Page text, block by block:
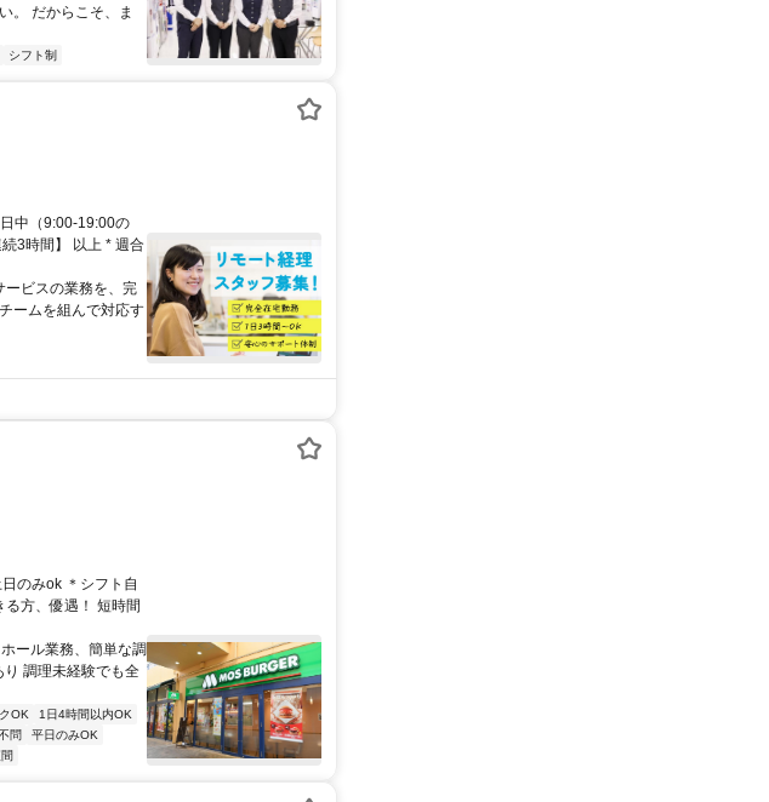
。 だからこそ、ま
シフト制
中（9:00-19:00の
3時間】 以上 * 週合
ービスの業務を、完
ームを組んで対応す
のみok ＊シフト自
方、優遇！ 短時間
ール業務、簡単な調
調理未経験でも全
OK
1日4時間以内OK
問
平日のみOK